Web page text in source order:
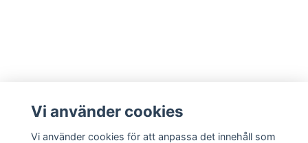
Vi använder cookies
Vi använder cookies för att anpassa det innehåll som